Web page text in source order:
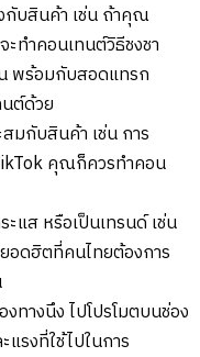
กับสินค้า เช่น ถ้าคุณ
ทำคอนเทนต์วิธีชงชา
น พร้อมกับสอดแทรก
นต์ด้วย
สมกับสินค้า เช่น การ
คุณก็ควรทำคอน
แส หรือเป็นเทรนด์ เช่น
ดฮิตที่คนไทยต้องการ
ทางนึง ไปโปรโมตบนช่อง
รงที่ใช้ไปในการ